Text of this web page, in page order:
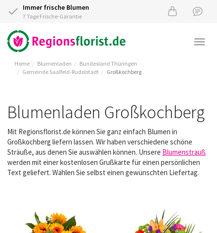
Immer frische Blumen
7 Tage Frische-Garantie
Home Blumenladen
Bundesland Thüringen
Gemeinde Saalfeld-Rudolstadt
Großkochberg
Blumenladen Großkochberg
Mit Regionsflorist.de können Sie ganz einfach Blumen in
Großkochberg liefern lassen. Wir haben verschiedene schöne
Sträuße, aus denen Sie auswählen können. Unsere Blumenstrauß
werden mit einer kostenlosen Grußkarte für einen persönlichen
Text geliefert. Wählen Sie selbst einen gewünschten Liefertag.